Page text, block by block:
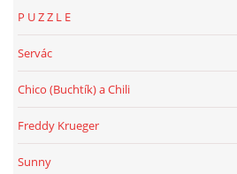
P U Z Z L E
Servác
Chico (Buchtík) a Chili
Freddy Krueger
Sunny